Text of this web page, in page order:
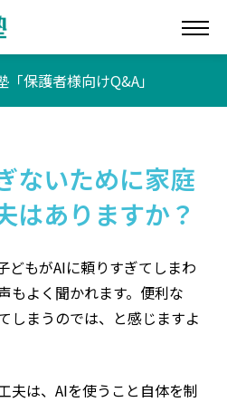
保護者様向けQ&A」
ないために家庭
はありますか？
どもがAIに頼りすぎてしまわ
もよく聞かれます。便利な
しまうのでは、と感じますよ
夫は、AIを使うこと自体を制